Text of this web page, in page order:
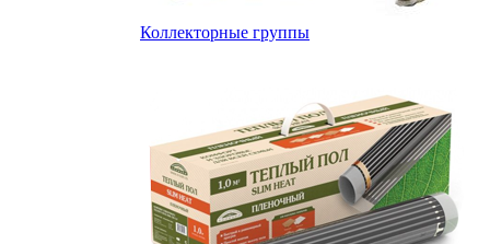
Коллекторные группы